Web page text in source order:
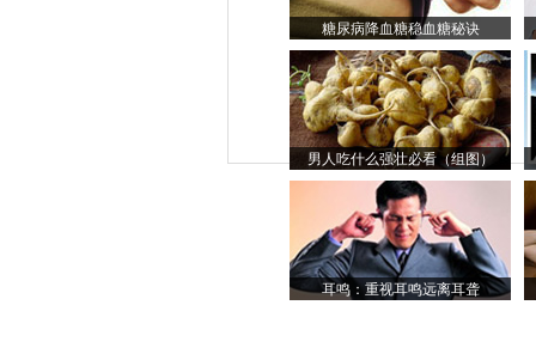
糖尿病降血糖稳血糖秘诀
男人吃什么强壮必看（组图）
耳鸣：重视耳鸣远离耳聋